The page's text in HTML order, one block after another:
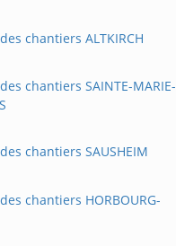
chantiers ALTKIRCH
chantiers SAINTE-MARIE-
chantiers SAUSHEIM
chantiers HORBOURG-